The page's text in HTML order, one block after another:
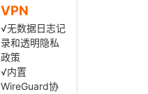
VPN
√无数据日志记
录和透明隐私
政策
√内置
WireGuard协